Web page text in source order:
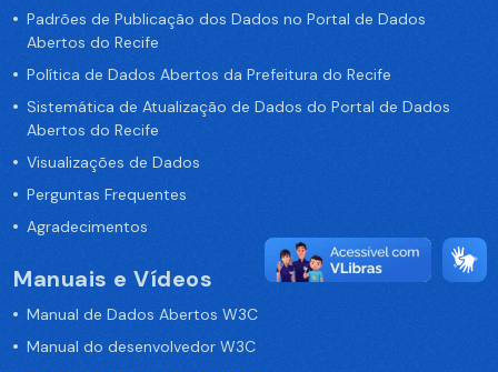
Padrões de Publicação dos Dados no Portal de Dados
Abertos do Recife
Política de Dados Abertos da Prefeitura do Recife
Sistemática de Atualização de Dados do Portal de Dados
Abertos do Recife
Visualizações de Dados
Perguntas Frequentes
Agradecimentos
Manuais e Vídeos
Manual de Dados Abertos W3C
Manual do desenvolvedor W3C